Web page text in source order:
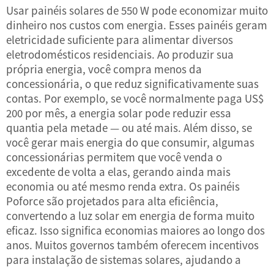
Usar painéis solares de 550 W pode economizar muito
dinheiro nos custos com energia. Esses painéis geram
eletricidade suficiente para alimentar diversos
eletrodomésticos residenciais. Ao produzir sua
própria energia, você compra menos da
concessionária, o que reduz significativamente suas
contas. Por exemplo, se você normalmente paga US$
200 por mês, a energia solar pode reduzir essa
quantia pela metade — ou até mais. Além disso, se
você gerar mais energia do que consumir, algumas
concessionárias permitem que você venda o
excedente de volta a elas, gerando ainda mais
economia ou até mesmo renda extra. Os painéis
Poforce são projetados para alta eficiência,
convertendo a luz solar em energia de forma muito
eficaz. Isso significa economias maiores ao longo dos
anos. Muitos governos também oferecem incentivos
para instalação de sistemas solares, ajudando a